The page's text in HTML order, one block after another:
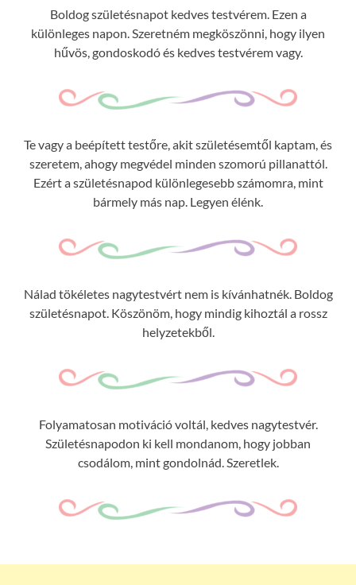
Boldog születésnapot kedves testvérem. Ezen a
különleges napon. Szeretném megköszönni, hogy ilyen
hűvös, gondoskodó és kedves testvérem vagy.
Te vagy a beépített testőre, akit születésemtől kaptam, és
szeretem, ahogy megvédel minden szomorú pillanattól.
Ezért a születésnapod különlegesebb számomra, mint
bármely más nap. Legyen élénk.
Nálad tökéletes nagytestvért nem is kívánhatnék. Boldog
születésnapot. Köszönöm, hogy mindig kihoztál a rossz
helyzetekből.
Folyamatosan motiváció voltál, kedves nagytestvér.
Születésnapodon ki kell mondanom, hogy jobban
csodálom, mint gondolnád. Szeretlek.